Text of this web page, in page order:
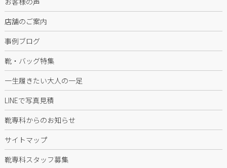
店舗のご案内
事例ブログ
靴・バッグ特集
一生履きたい大人の一足
LINEで写真見積
靴専科からのお知らせ
サイトマップ
靴専科スタッフ募集